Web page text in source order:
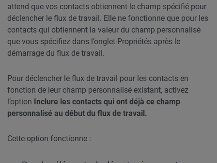
attend que vos contacts obtiennent le champ spécifié pour
déclencher le flux de travail. Elle ne fonctionne que pour les
contacts qui obtiennent la valeur du champ personnalisé
que vous spécifiez dans l’onglet Propriétés après le
démarrage du flux de travail.
Pour déclencher le flux de travail pour les contacts en
fonction de leur champ personnalisé existant, activez
l’option Inclure les contacts qui ont déjà ce champ
personnalisé au début du flux de travail.
Cette option fonctionne :